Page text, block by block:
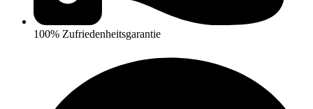
100% Zufriedenheitsgarantie